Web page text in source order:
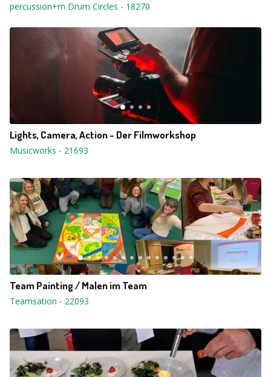
percussion+m Drum Circles - 18270
Lights, Camera, Action - Der Filmworkshop
Musicworks - 21693
Team Painting / Malen im Team
Teamsation - 22093